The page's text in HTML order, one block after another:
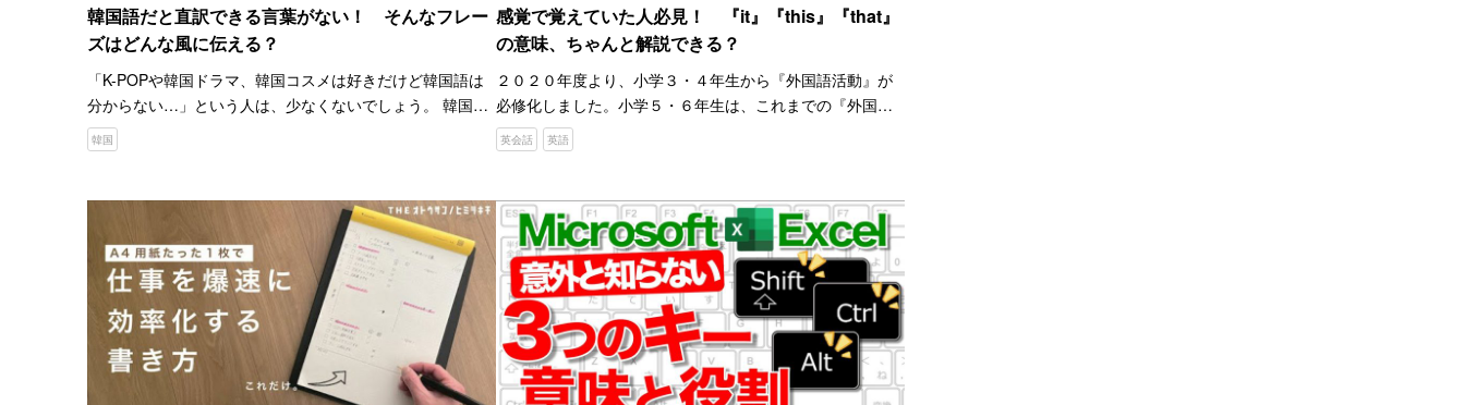
韓国語だと直訳できる言葉がない！ そんなフレー
ズはどんな風に伝える？
「K-POPや韓国ドラマ、韓国コスメは好きだけど韓国語は
分からない…」という人は、少なくないでしょう。 韓国の
カルチャーを好きになった、この機会に韓国語を学んでみ
ませんか。言葉が分かると、韓国のカルチャーがもっと楽
韓国
感覚で覚えていた人必見！ 『it』『this』『that』
の意味、ちゃんと解説できる？
２０２０年度より、小学３・４年生から『外国語活動』が
必修化しました。小学５・６年生は、これまでの『外国語
活動』と異なり、教科として英語が扱われるようになりま
す。 子供に勉強を教える親はもちろん、自主的に「勉強し
英会話 英語